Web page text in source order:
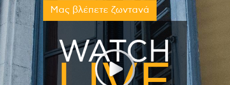
Μας βλέπετε ζωντανά